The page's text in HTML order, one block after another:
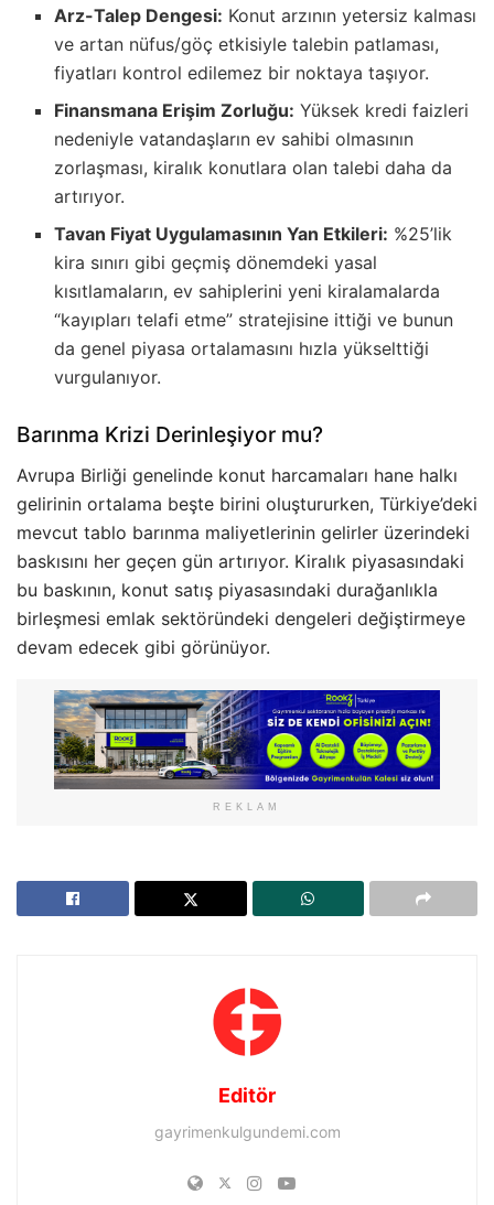
Arz-Talep Dengesi: Konut arzının yetersiz kalması
ve artan nüfus/göç etkisiyle talebin patlaması,
fiyatları kontrol edilemez bir noktaya taşıyor.
Finansmana Erişim Zorluğu: Yüksek kredi faizleri
nedeniyle vatandaşların ev sahibi olmasının
zorlaşması, kiralık konutlara olan talebi daha da
artırıyor.
Tavan Fiyat Uygulamasının Yan Etkileri: %25’lik
kira sınırı gibi geçmiş dönemdeki yasal
kısıtlamaların, ev sahiplerini yeni kiralamalarda
“kayıpları telafi etme” stratejisine ittiği ve bunun
da genel piyasa ortalamasını hızla yükselttiği
vurgulanıyor.
Barınma Krizi Derinleşiyor mu?
Avrupa Birliği genelinde konut harcamaları hane halkı
gelirinin ortalama beşte birini oluştururken, Türkiye’deki
mevcut tablo barınma maliyetlerinin gelirler üzerindeki
baskısını her geçen gün artırıyor. Kiralık piyasasındaki
bu baskının, konut satış piyasasındaki durağanlıkla
birleşmesi emlak sektöründeki dengeleri değiştirmeye
devam edecek gibi görünüyor.
REKLAM
Editör
gayrimenkulgundemi.com